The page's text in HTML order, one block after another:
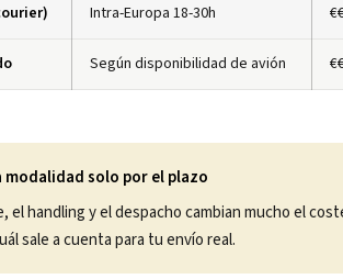
Intra-Europa 18-30h
Según disponibilidad de avión
modalidad solo por el plazo
el handling y el despacho cambian mucho el
sale a cuenta para tu envío real.